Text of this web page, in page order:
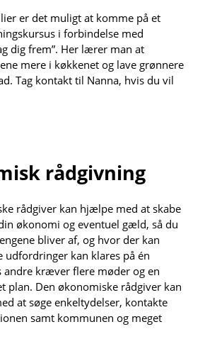
er det muligt at komme på et
i forbindelse med
dig frem”. Her lærer man at
mere i køkkenet og lave grønnere
Tag kontakt til Nanna, hvis du vil
rådgivning
rådgiver kan hjælpe med at skabe
økonomi og eventuel gæld, så du
bliver af, og hvor der kan
udfordringer kan klares på én
andre kræver flere møder og en
plan. Den økonomiske rådgiver kan
at søge enkeltydelser, kontakte
samt kommunen og meget